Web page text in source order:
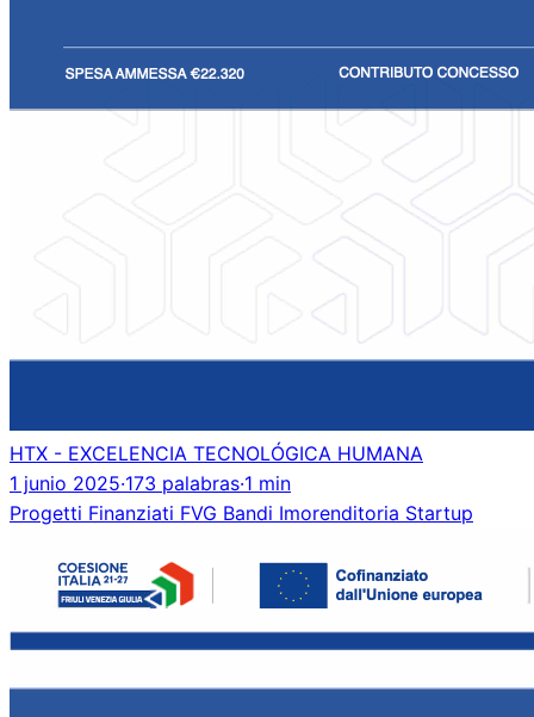
HTX - EXCELENCIA TECNOLÓGICA HUMANA
1 junio 2025·173 palabras·1 min
Progetti Finanziati FVG Bandi Imorenditoria Startup